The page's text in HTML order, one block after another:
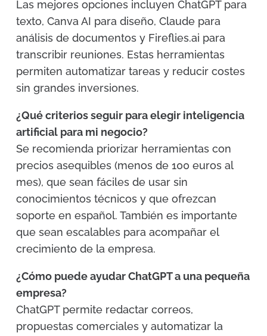
Las mejores opciones incluyen ChatGPT para
texto, Canva AI para diseño, Claude para
análisis de documentos y Fireflies.ai para
transcribir reuniones. Estas herramientas
permiten automatizar tareas y reducir costes
sin grandes inversiones.
¿Qué criterios seguir para elegir inteligencia
artificial para mi negocio?
Se recomienda priorizar herramientas con
precios asequibles (menos de 100 euros al
mes), que sean fáciles de usar sin
conocimientos técnicos y que ofrezcan
soporte en español. También es importante
que sean escalables para acompañar el
crecimiento de la empresa.
¿Cómo puede ayudar ChatGPT a una pequeña
empresa?
ChatGPT permite redactar correos,
propuestas comerciales y automatizar la